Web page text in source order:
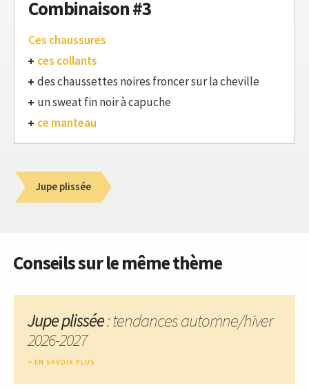
Combinaison #3
Ces chaussures
ces collants
des chaussettes noires froncer sur la cheville
un sweat fin noir à capuche
ce manteau
Jupe plissée
Conseils sur le même thème
Jupe plissée: tendances automne/hiver
2026-2027
EN SAVOIR PLUS